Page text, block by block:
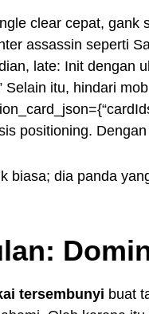
clear cepat, gank
assassin seperti
late: Init dengan
Selain itu, hindari
positioning.
biasa; dia panda
tersembunyi buat